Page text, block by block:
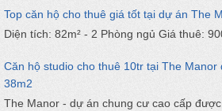
Top căn hộ cho thuê giá tốt tại dự án The
Diện tích: 82m² - 2 Phòng ngủ Giá thuê:
Căn hộ studio cho thuê 10tr tại The Manor
38m2
The Manor - dự án chung cư cao cấp